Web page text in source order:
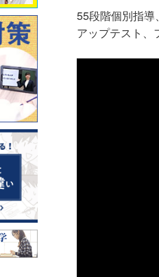
55段階個別指
アップテスト、